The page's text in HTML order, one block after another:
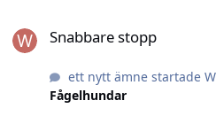
Snabbare stopp
ett nytt ämne startade
Fågelhundar